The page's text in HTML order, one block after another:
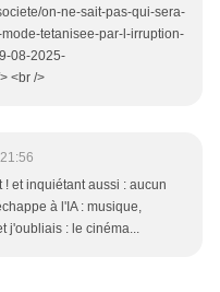
on-ne-sait-pas-qui-sera-
tetanisee-par-l-irruption-
08-2025-
<br />
! et inquiétant aussi : aucun
à l'IA : musique,
j'oubliais : le cinéma...